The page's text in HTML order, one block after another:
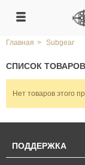
Главная > Subgear
СПИСОК
Нет товаров этого
ПОДДЕРЖКА